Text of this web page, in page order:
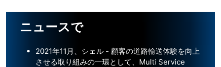
ニュースで
2021年11月、シェル - 顧客の道路輸送体験を向上
させる取り組みの一環として、Multi Service